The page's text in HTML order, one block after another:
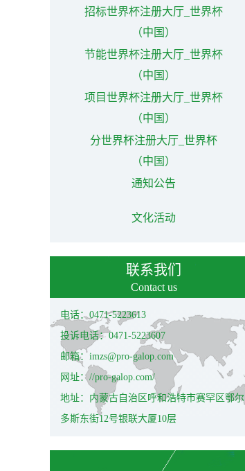
招标世界杯注册大厅_世界杯
（中国）
节能世界杯注册大厅_世界杯
（中国）
项目世界杯注册大厅_世界杯
（中国）
分世界杯注册大厅_世界杯
（中国）
通知公告
文化活动
联系我们
Contact us
电话：0471-5223613
投诉电话：0471-5223607
邮箱：imzs@pro-galop.com
网址：//pro-galop.com/
地址：内蒙古自治区呼和浩特市赛罕区鄂尔
多斯东街12号银联大厦10层